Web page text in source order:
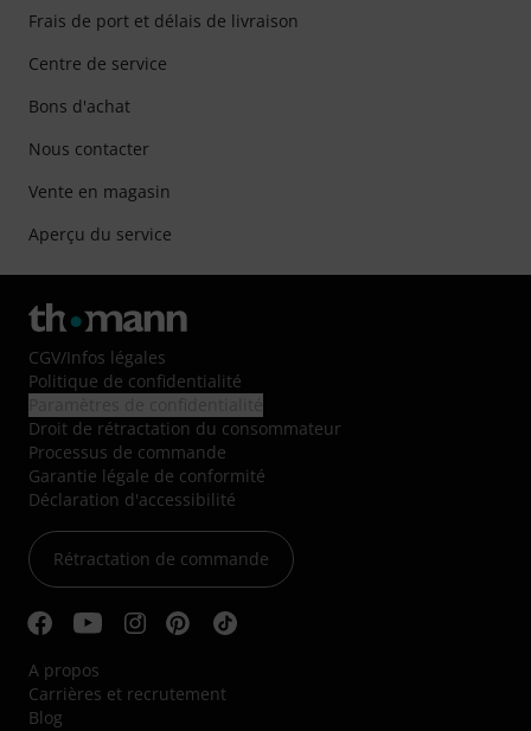
Frais de port et délais de livraison
Centre de service
Bons d'achat
Nous contacter
Vente en magasin
Aperçu du service
CGV/Infos légales
Politique de confidentialité
Droit de rétractation du consommateur
Processus de commande
Garantie légale de conformité
Déclaration d'accessibilité
Rétractation de commande
A propos
Carrières et recrutement
Blog